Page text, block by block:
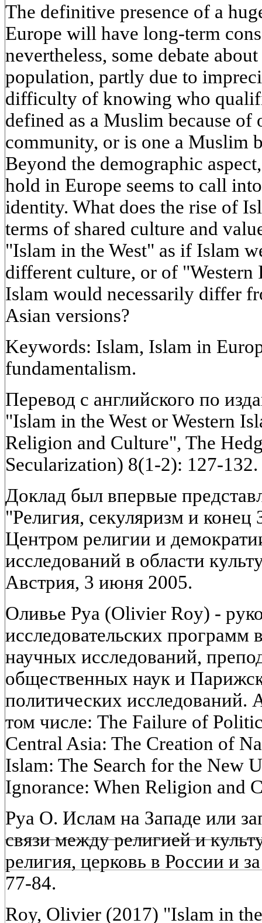
The definitive presence of a
Europe will have long-term
nevertheless, some debate
population, partly due to
difficulty of knowing who
defined as a Muslim because
community, or is one a Muslim
Beyond the demographic
hold in Europe seems to call
identity. What does the rise of
terms of shared culture and
"Islam in the West" as if Islam
different culture, or of "Western
Islam would necessarily differ
Asian versions?
Keywords: Islam, Islam in
fundamentalism.
Перевод с английского по
"Islam in the West or Western
Religion and Culture", The
Secularization) 8(1-2): 127-132.
Доклад был впервые
"Религия, секуляризм и конец
Центром религии и
исследований в области
Австрия, 3 июня 2005.
Оливье Руа (Olivier Roy) -
исследовательских программ
научных исследований,
общественных наук и
политических исследований.
том числе: The Failure of
Central Asia: The Creation of
Islam: The Search for the New
Ignorance: When Religion and
Руа О. Ислам на Западе или
связи между религией и
религия, церковь в России и
77-84.
Roy, Olivier (2017) "Islam in